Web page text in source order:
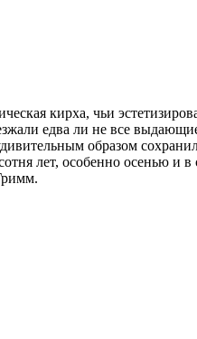
кирха, чьи
едва ли не все
образом
лет, особенно осенью и